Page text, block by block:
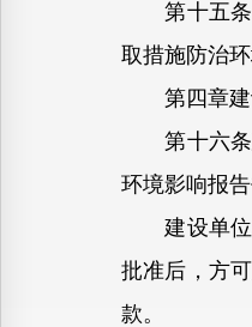
第十五条开
取措施防治
第四章建
第十六条建
环境影响报告
建设单位和
批准后，方
款。